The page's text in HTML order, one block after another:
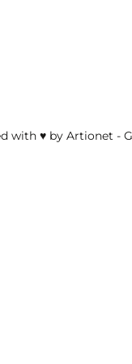
with ♥ by Artionet -